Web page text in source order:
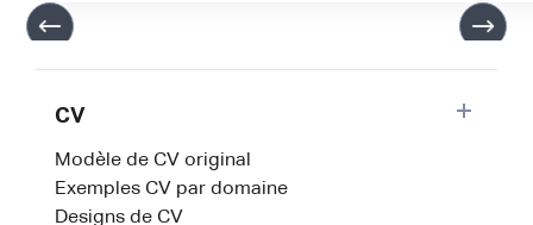
CV
Modèle de CV original
Exemples CV par domaine
Designs de CV